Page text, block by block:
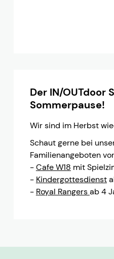
Der IN/OUTdoor
Sommerpause!
Wir sind im Herbst
Schaut gerne bei
Familienangeboten
-Cafe W18 mit
- Kindergottesdienst
- Royal Rangersab 4